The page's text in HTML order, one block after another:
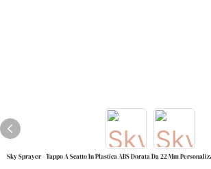
Sky Sprayer - Tappo A Scatto In Plastica ABS Dorata Da 22 Mm